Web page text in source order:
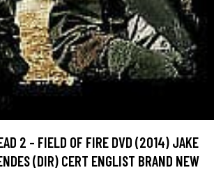
2 - FIELD OF FIRE DVD (2014) JAKE
(DIR) CERT ENGLIST BRAND NEW